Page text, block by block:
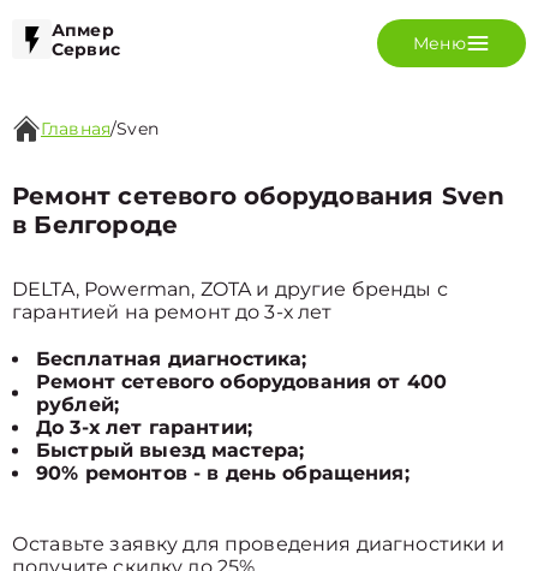
Апмер
Сервис
Меню
Главная/Sven
Ремонт сетевого оборудования Sven
в Белгороде
DELTA, Powerman, ZOTA и другие бренды с
гарантией на ремонт до 3-х лет
Бесплатная диагностика;
Ремонт сетевого оборудования от 400
рублей;
До 3-х лет гарантии;
Быстрый выезд мастера;
90% ремонтов - в день обращения;
Оставьте заявку для проведения диагностики и